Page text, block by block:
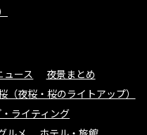
ュース
夜景まとめ
（夜桜・桜のライトアップ）
ライティング